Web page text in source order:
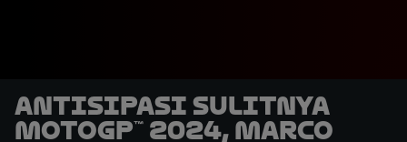
Antisipasi Sulitnya
MotoGP™ 2024, Marco